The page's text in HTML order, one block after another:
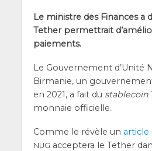
Le ministre des Finances a
Tether per­met­trait
paiements.
Le Gou­ver­ne­ment d’U­ni­té
Bir­ma­nie, un
en 2021, a fait du sta­ble­coin
mon­naie officielle.
Comme le révèle un article
NUG accep­te­ra le Tether